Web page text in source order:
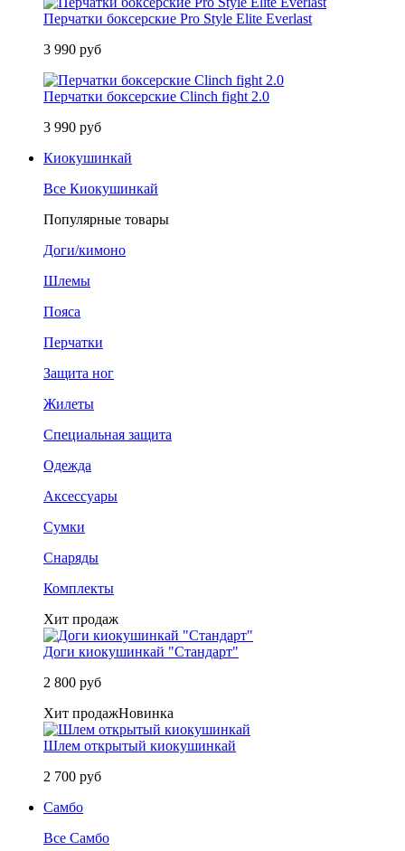
Перчатки боксерские Pro Style Elite Everlast
3 990 руб
Перчатки боксерские Clinch fight 2.0
3 990 руб
Киокушинкай
Все Киокушинкай
Популярные товары
Доги/кимоно
Шлемы
Пояса
Перчатки
Защита ног
Жилеты
Специальная защита
Одежда
Аксессуары
Сумки
Снаряды
Комплекты
Хит продаж
Доги киокушинкай "Стандарт"
2 800 руб
Хит продажНовинка
Шлем открытый киокушинкай
2 700 руб
Самбо
Все Самбо